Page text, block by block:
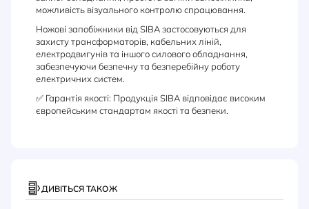
можливість візуального контролю спрацювання.
Ножові запобіжники від SIBA застосовуються для
захисту трансформаторів, кабельних ліній,
електродвигунів та іншого силового обладнання,
забезпечуючи безпечну та безперебійну роботу
електричних систем.
✅ Гарантія якості: Продукція SIBA відповідає високим
європейським стандартам якості та безпеки.
ДИВІТЬСЯ ТАКОЖ